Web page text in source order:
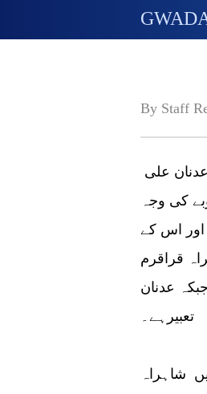
By Staff
کی وجہ
اور اس کے
قراقرم
عدنان
2015 میں سول انجینئرنگ کی ڈگری شروع کی اور 2016 میں شاہراہ